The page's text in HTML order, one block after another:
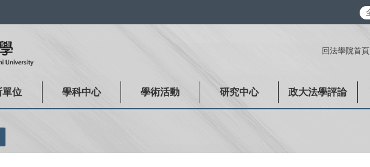
回法學院首頁
單位 學科中心 學術活動 研究中心 政大法學評論